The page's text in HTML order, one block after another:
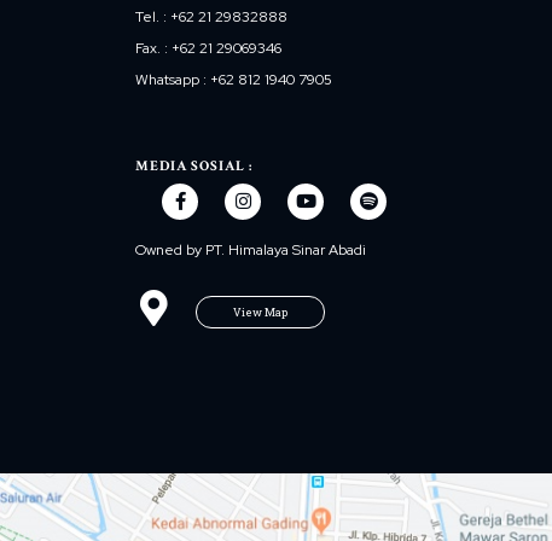
Tel. : +62 21 29832888
Fax. : +62 21 29069346
Whatsapp : +62 812 1940 7905
MEDIA SOSIAL :
Owned by PT. Himalaya Sinar Abadi
View Map